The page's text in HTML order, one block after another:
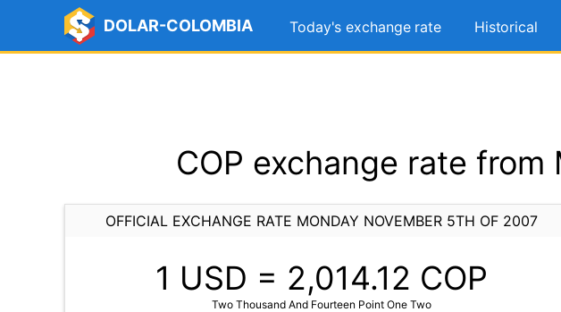
DOLAR-COLOMBIA Today's exchange rate Historical
COP exchange rate
OFFICIAL EXCHANGE RATE MONDAY NOVEMBER 5TH OF 2007
1 USD = 2,014.12 COP
Two Thousand And Fourteen Point One Two